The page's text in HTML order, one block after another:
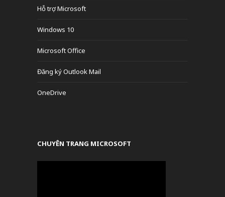
Hỗ trợ Microsoft
Windows 10
Microsoft Office
Đăng ký Outlook Mail
OneDrive
CHUYÊN TRANG MICROSOFT